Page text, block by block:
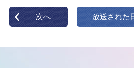
次へ 放送された